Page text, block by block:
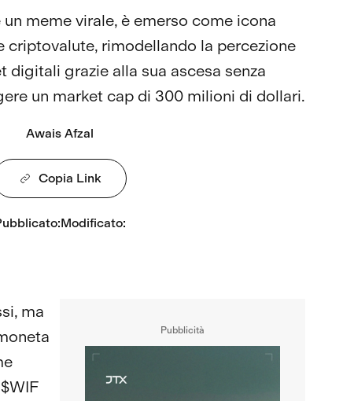
meme virale, è emerso come icona
criptovalute, rimodellando la percezione
digitali grazie alla sua ascesa senza
un market cap di 300 milioni di dollari.
Awais Afzal
Copia Link
:Modificato:
ma
Pubblicità